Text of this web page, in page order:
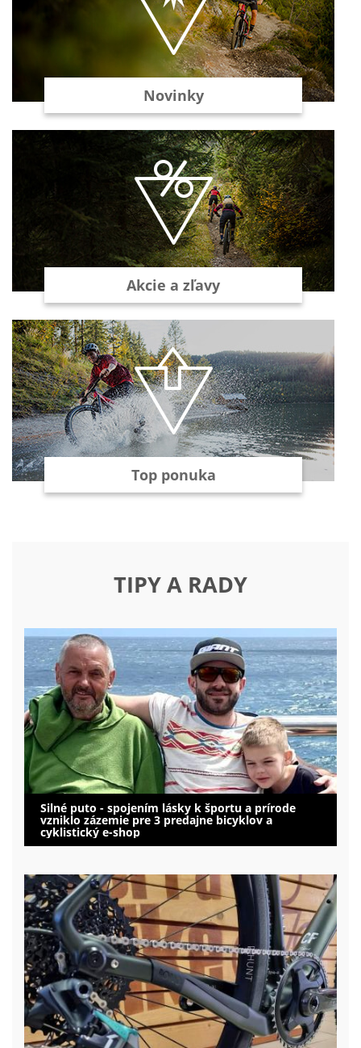
Novinky
Akcie a zľavy
Top ponuka
TIPY A RADY
Silné puto - spojením lásky k športu a prírode
vzniklo zázemie pre 3 predajne bicyklov a
cyklistický e-shop